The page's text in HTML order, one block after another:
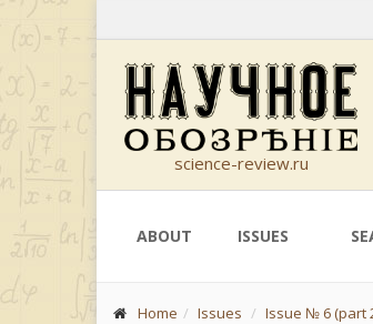
science-review.ru
ABOUT ISSUES
Home Issues Issue № 6 (part